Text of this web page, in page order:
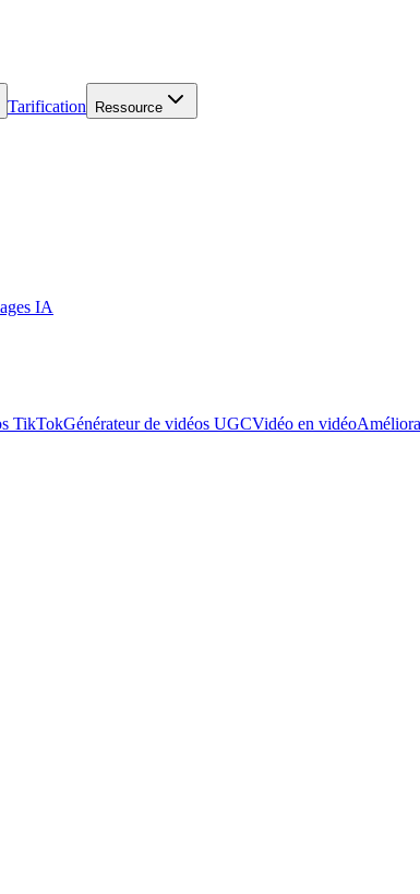
Tarification Ressource
IA
TikTokGénérateur de vidéos UGCVidéo en vidéo